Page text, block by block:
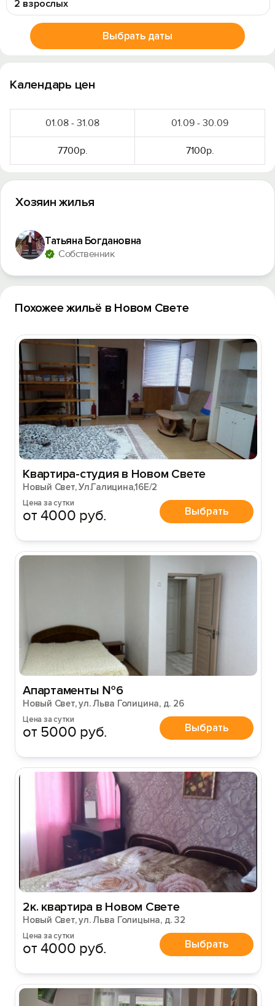
2 взрослых
Выбрать даты
Календарь цен
01.08 - 31.08 01.09 - 30.09
7700р. 7100р.
Хозяин жилья
Татьяна Богдановна
Собственник
Похожее жильё в Новом Свете
Квартира-студия в Новом Свете
Новый Свет, Ул.Галицина,16Е/2
Цена за сутки
от 4000 руб. Выбрать
Апартаменты №6
Новый Свет, ул. Льва Голицина, д. 26
Цена за сутки
от 5000 руб. Выбрать
2к. квартира в Новом Свете
Новый Свет, ул. Льва Голицына, д. 32
Цена за сутки
от 4000 руб. Выбрать
Вход на сайт
Войти илиЗарегистрироваться
Войти
Войти с помощью